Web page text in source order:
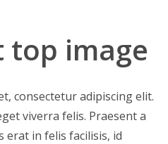
top image
consectetur adipiscing elit.
viverra felis. Praesent a
erat in felis facilisis, id